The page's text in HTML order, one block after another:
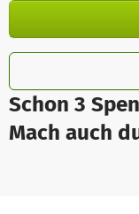
Schon 3
Mach auch